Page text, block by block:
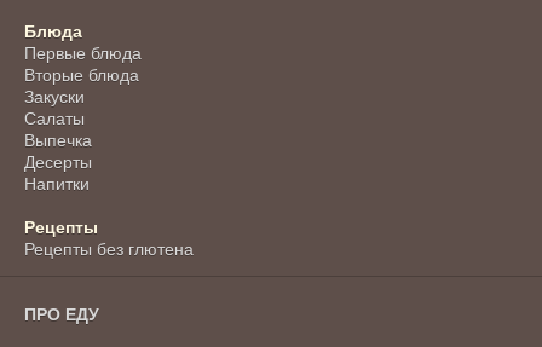
Блюда
Первые блюда
Вторые блюда
Закуски
Салаты
Выпечка
Десерты
Напитки
Рецепты
Рецепты без глютена
ПРО ЕДУ